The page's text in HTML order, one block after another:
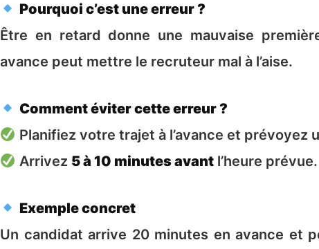
Pourquoi c’est une erreur ?
Être en retard donne une mauvaise
avance peut mettre le recruteur mal à l’aise.
Comment éviter cette erreur ?
Planifiez votre trajet à l’avance et prévoyez
Arrivez 5 à 10 minutes avantl’heure prévue.
Exemple concret
Un candidat arrive 20 minutes en avance et